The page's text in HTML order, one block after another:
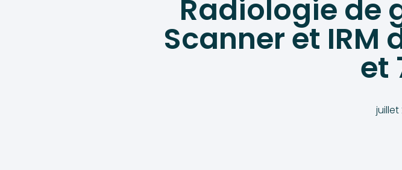
Radiologie de
Scanner et IRM
et
juillet